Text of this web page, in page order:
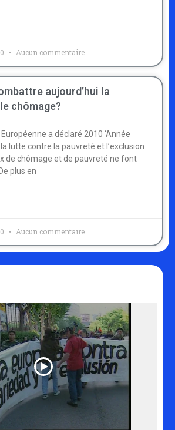
Aucun commentaire
aujourd’hui la
chômage?
Européenne a déclaré 2010 ‘Année
lutte contre la pauvreté et l’exclusion
de chômage et de pauvreté ne font
plus en
Aucun commentaire